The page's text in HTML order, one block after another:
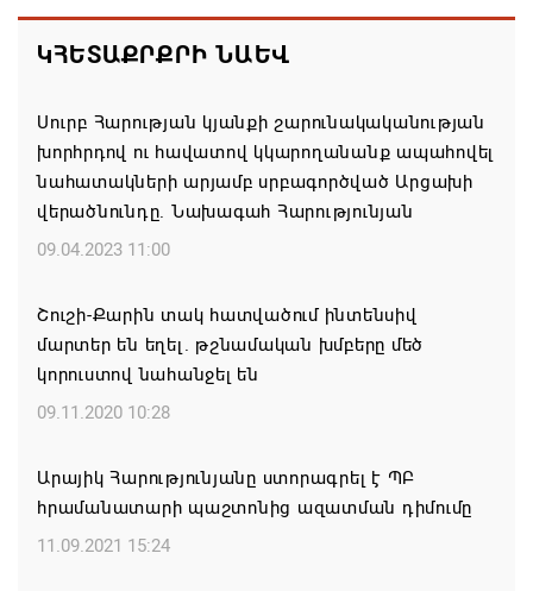
Իրանը Հորմուզի նեղուցի վերաբացումը կապում է
ԱՄՆ-ի զիջումների հետ
Օդի ջերմաստիճանը կնվազի 3-5 աստիճանով
10.08.2026 10:40
օրը՝ մեծ շուքով ու ոգևորությամբ
10.08.2026 00:00
Կոչ` Նիկոլ Փաշինյանին. չեղարկե՛ք «Թրամփի
թուրքական ծրագիրը
09.08.2026 21:18
ԿՀԵՏԱՔՐՔՐԻ ՆԱԵՎ
Սուրբ Հարության կյանքի շարունակականության
խորհրդով ու հավատով կկարողանանք ապահովել
նահատակների արյամբ սրբագործված Արցախի
վերածնունդը. Նախագահ Հարությունյան
09.04.2023 11:00
Շուշի-Քարին տակ հատվածում ինտենսիվ
մարտեր են եղել. թշնամական խմբերը մեծ
կորուստով նահանջել են
09.11.2020 10:28
Արայիկ Հարությունյանը ստորագրել է ՊԲ
հրամանատարի պաշտոնից ազատման դիմումը
11.09.2021 15:24